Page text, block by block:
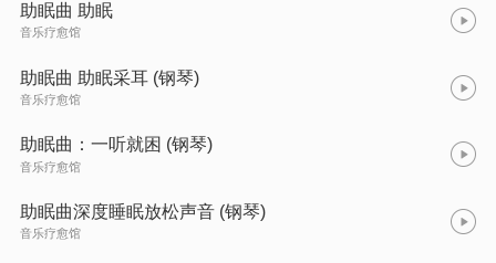
助眠曲 助眠
音乐疗愈馆
助眠曲 助眠采耳 (钢琴)
音乐疗愈馆
助眠曲：一听就困 (钢琴)
音乐疗愈馆
助眠曲深度睡眠放松声音 (钢琴)
音乐疗愈馆